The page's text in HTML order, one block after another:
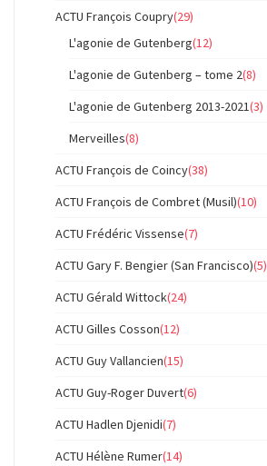
ACTU François Coupry(29)
L'agonie de Gutenberg(12)
L'agonie de Gutenberg – tome 2(8)
L'agonie de Gutenberg 2013-2021(3)
Merveilles(8)
ACTU François de Coincy(38)
ACTU François de Combret (Musil)(10)
ACTU Frédéric Vissense(7)
ACTU Gary F. Bengier (San Francisco)(5)
ACTU Gérald Wittock(24)
ACTU Gilles Cosson(12)
ACTU Guy Vallancien(15)
ACTU Guy-Roger Duvert(6)
ACTU Hadlen Djenidi(7)
ACTU Hélène Rumer(14)